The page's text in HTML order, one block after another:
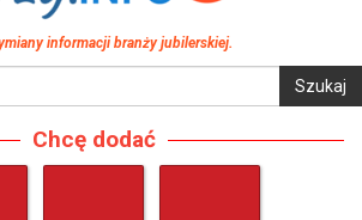
informacji branży jubilerskiej.
Chcę dodać